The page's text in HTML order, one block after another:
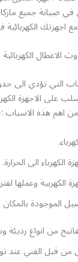
صيانة جميع
اجهزتك الكهربائية
الكهربائية
التي تؤدي الى
على الاجهزة
اهم هذه الاسباب
الى الحرارة.
الكهربية وعملها
الموجودة
من انواع رديئة
من قبل الفني عند